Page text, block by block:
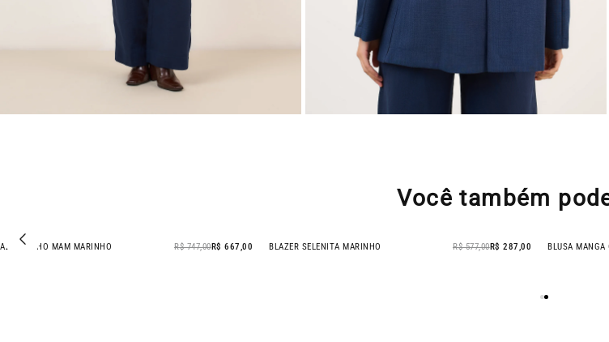
Você também
- 25% OFF
BLAZER GRAOS PEANUT R$ 397,00 R$ 297,00 - 11% OFF
BLAZER LINHO MAM MARINHO R$ 747,00 R$ 667,00 - 50% OFF
BLAZER